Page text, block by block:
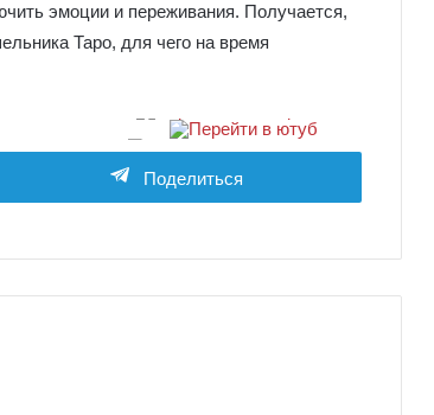
эмоции и переживания. Получается,
Таро, для чего на время
Поделиться